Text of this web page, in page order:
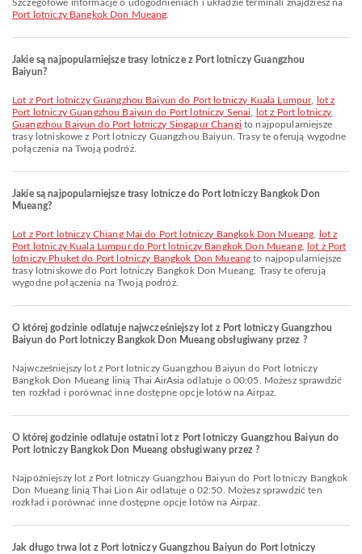
Szczegółowe informacje o udogodnieniach i układzie terminali znajdziesz na
Port lotniczy Bangkok Don Mueang
Jakie są najpopularniejsze trasy lotnicze z Port lotniczy Guangzhou
Baiyun?
lot z Port lotniczy Guangzhou Baiyun do Port lotniczy Kuala Lumpur,
lot z
Port lotniczy Guangzhou Baiyun do Port lotniczy Senai
lot z Port lotniczy
Guangzhou Baiyun do Port lotniczy Singapur Changi to najpopularniejsze
trasy lotniskowe z Port lotniczy Guangzhou Baiyun. Trasy te oferują wygodne
połączenia na Twoją podróż.
Jakie są najpopularniejsze trasy lotnicze do Port lotniczy Bangkok Don
Mueang?
lot z Port lotniczy Chiang Mai do Port lotniczy Bangkok Don Mueang
lot z
Port lotniczy Kuala Lumpur do Port lotniczy Bangkok Don Mueang,
lot z Port
lotniczy Phuket do Port lotniczy Bangkok Don Mueang to najpopularniejsze
trasy lotniskowe do Port lotniczy Bangkok Don Mueang. Trasy te oferują
wygodne połączenia na Twoją podróż.
O której godzinie odlatuje najwcześniejszy lot z Port lotniczy Guangzhou
Baiyun do Port lotniczy Bangkok Don Mueang obsługiwany przez ?
Najwcześniejszy lot z Port lotniczy Guangzhou Baiyun do Port lotniczy
Bangkok Don Mueang linią Thai AirAsia odlatuje o 00:05. Możesz sprawdzić
ten rozkład i porównać inne dostępne opcje lotów na Airpaz.
O której godzinie odlatuje ostatni lot z Port lotniczy Guangzhou Baiyun do
Port lotniczy Bangkok Don Mueang obsługiwany przez ?
Najpóźniejszy lot z Port lotniczy Guangzhou Baiyun do Port lotniczy Bangkok
Don Mueang linią Thai Lion Air odlatuje o 02:50. Możesz sprawdzić ten
rozkład i porównać inne dostępne opcje lotów na Airpaz.
Jak długo trwa lot z Port lotniczy Guangzhou Baiyun do Port lotniczy